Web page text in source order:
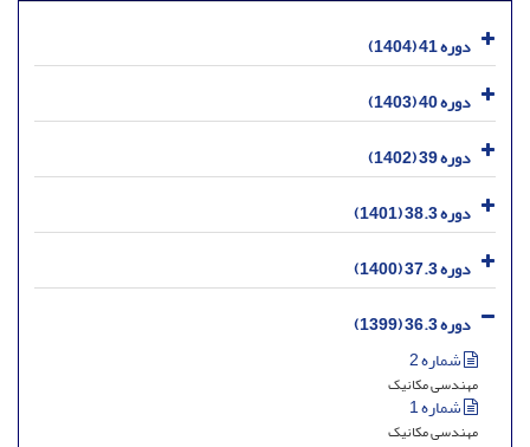
دوره 41 (1404)
دوره 40 (1403)
دوره 39 (1402)
دوره 38.3 (1401)
دوره 37.3 (1400)
دوره 36.3 (1399)
شماره 2
مهندسی مکانیک
شماره 1
مهندسی مکانیک